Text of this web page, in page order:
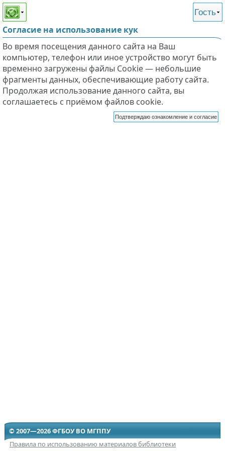
Этот сайт поддерживает
слабовидящих
Гость
Согласие на использование кук
Во время посещения данного сайта на Ваш
компьютер, телефон или иное устройство могут быть
временно загружены файлы Cookie — небольшие
фрагменты данных, обеспечивающие работу сайта.
Продолжая использование данного сайта, вы
соглашаетесь с приёмом файлов cookie.
Подтверждаю ознакомление и согласие
© 2007—2026 ФГБОУ ВО МГППУ
Правила по использованию материалов библиотеки